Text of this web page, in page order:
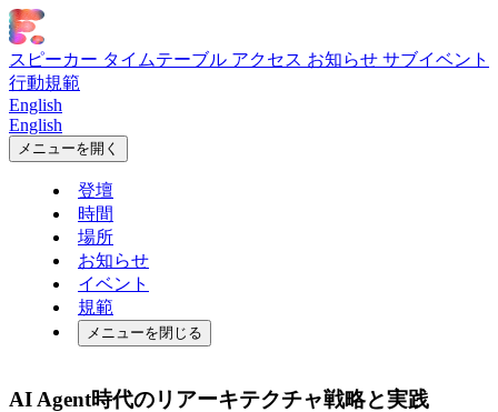
スピーカー タイムテーブル アクセス お知らせ サブイベント
行動規範
English
English
メニューを開く
登壇
時間
場所
お知らせ
イベント
規範
メニューを閉じる
AI Agent時代のリアーキテクチャ戦略と実践